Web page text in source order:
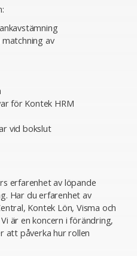
av
för Kontek HRM
vid bokslut
erfarenhet av löpande
Har du erfarenhet av
Kontek Lön, Visma och
är en koncern i förändring,
att påverka hur rollen